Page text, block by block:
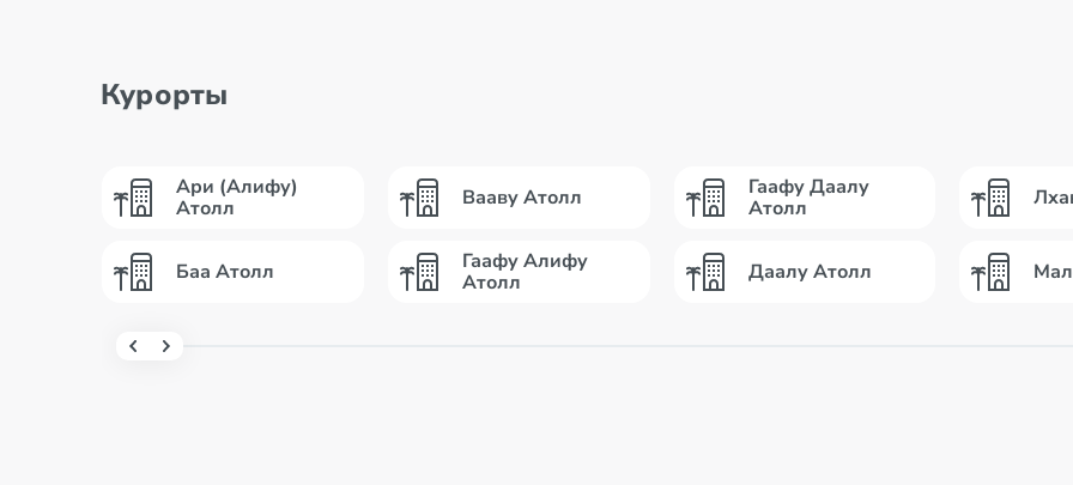
Курорты
Ари (Алифу)
Атолл
Баа Атолл
Вааву Атолл
Гаафу Алифу
Атолл
Гаафу Даалу
Атолл
Даалу Атолл